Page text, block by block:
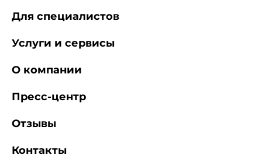
Для специалистов
Услуги и сервисы
О компании
Пресс-центр
Отзывы
Контакты